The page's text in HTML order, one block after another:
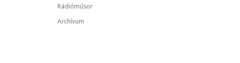
Rádióműsor
Archívum